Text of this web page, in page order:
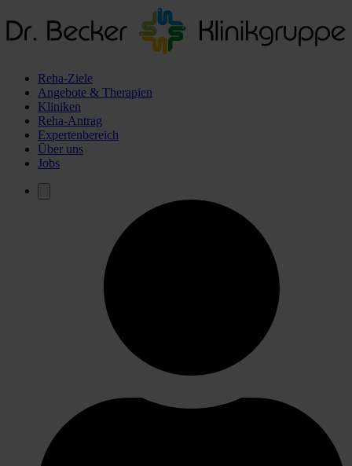
Reha-Ziele
Angebote & Therapien
Kliniken
Reha-Antrag
Expertenbereich
Über uns
Jobs